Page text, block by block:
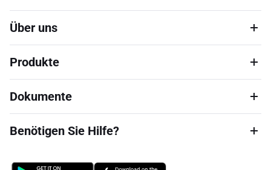
Über uns
Produkte
Dokumente
Benötigen Sie Hilfe?